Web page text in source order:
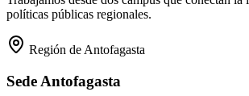
políticas públicas regionales.
Región de Antofagasta
Sede Antofagasta